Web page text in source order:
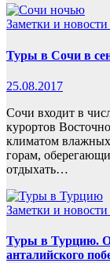
Заметки и новости
Туры в Сочи в
25.08.2017
Сочи входит в
курортов
климатом влажных
горам,
отдыхать…
Заметки и новости
Туры в Турцию.
анталийского